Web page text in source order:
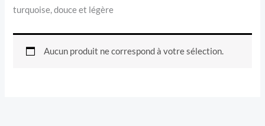
turquoise, douce et légère
Aucun produit ne correspond à votre sélection.